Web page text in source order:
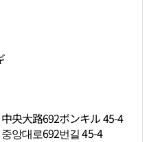
央大路692ボンキル 45-4
앙대로692번길 45-4